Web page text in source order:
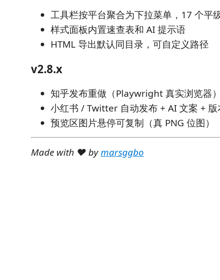
工具栏按平台聚合为下拉菜单，17 个平
样式面板内置速查表和 AI 提示语
HTML 导出默认同目录，可自定义路径
v2.8.x
知乎发布重做（Playwright 真实浏览器
小红书 / Twitter 自动发布 + AI 文案 + 版
预览区图片悬停可复制（真 PNG 位图）
Made with ❤️ bymarsggbo